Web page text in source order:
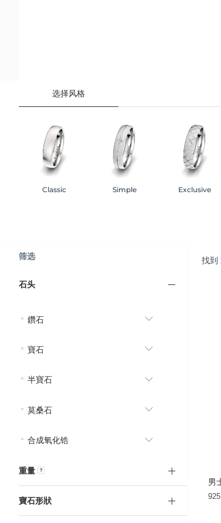
选择风格
Classic Simple Exclusive
找到
男
筛选
石头
鑽石
寶石
半寶石
莫桑石
合成氧化锆
重量
寶石形狀